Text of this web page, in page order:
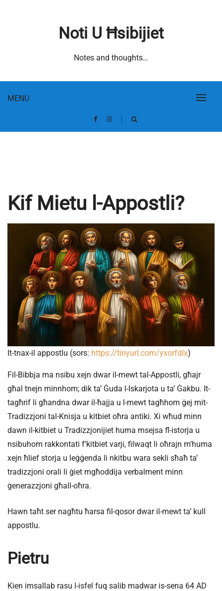
MENU
Noti U Ħsibijiet
Notes and thoughts…
Kif Mietu l-Appostli?
It-tnax-il appostlu (sors: https://tinyurl.com/yxorfdlx)
Fil-Bibbja ma nsibu xejn dwar il-mewt tal-Appostli, għajr
għal tnejn minnhom; dik ta’ Ġuda l-Iskarjota u ta’ Ġakbu. It-
tagħrif li għandna dwar il-ħajja u l-mewt tagħhom ġej mit-
Tradizzjoni tal-Knisja u kitbiet oħra antiki. Xi wħud minn
dawn il-kitbiet u Tradizzjonijiet huma msejsa fl-istorja u
nsibuhom rakkontati f’kitbiet varji, filwaqt li oħrajn m’huma
xejn ħlief storja u leġġenda li nkitbu wara sekli sħaħ ta’
tradizzjoni orali li ġiet mgħoddija verbalment minn
ġenerazzjoni għall-oħra.
Hawn taħt ser nagħtu ħarsa fil-qosor dwar il-mewt ta’ kull
appostlu.
Pietru
Kien imsallab rasu l-isfel fuq salib madwar is-sena 64 AD